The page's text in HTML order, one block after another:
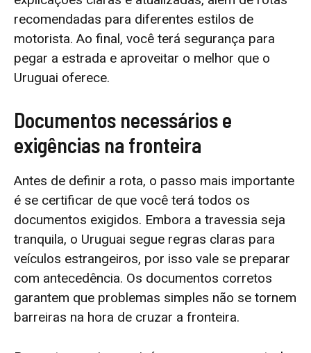
recomendadas para diferentes estilos de
motorista. Ao final, você terá segurança para
pegar a estrada e aproveitar o melhor que o
Uruguai oferece.
Documentos necessários e
exigências na fronteira
Antes de definir a rota, o passo mais importante
é se certificar de que você terá todos os
documentos exigidos. Embora a travessia seja
tranquila, o Uruguai segue regras claras para
veículos estrangeiros, por isso vale se preparar
com antecedência. Os documentos corretos
garantem que problemas simples não se tornem
barreiras na hora de cruzar a fronteira.